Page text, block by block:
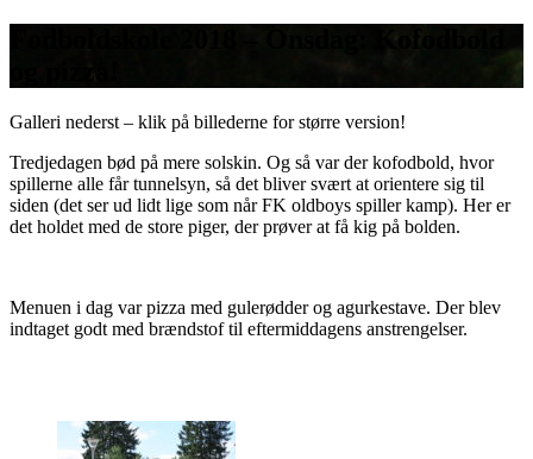
Galleri nederst – klik på billederne for større version!
Tredjedagen bød på mere solskin. Og så var der kofodbold, hvor
spillerne alle får tunnelsyn, så det bliver svært at orientere sig til
siden (det ser ud lidt lige som når FK oldboys spiller kamp). Her er
det holdet med de store piger, der prøver at få kig på bolden.
Menuen i dag var pizza med gulerødder og agurkestave. Der blev
indtaget godt med brændstof til eftermiddagens anstrengelser.